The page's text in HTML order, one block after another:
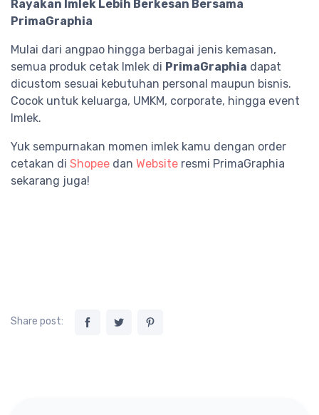
Rayakan Imlek Lebih Berkesan Bersama
PrimaGraphia
Mulai dari angpao hingga berbagai jenis kemasan,
semua produk cetak Imlek di PrimaGraphia dapat
dicustom sesuai kebutuhan personal maupun bisnis.
Cocok untuk keluarga, UMKM, corporate, hingga event
Imlek.
Yuk sempurnakan momen imlek kamu dengan order
cetakan di Shopee dan Website resmi PrimaGraphia
sekarang juga!
Share post: